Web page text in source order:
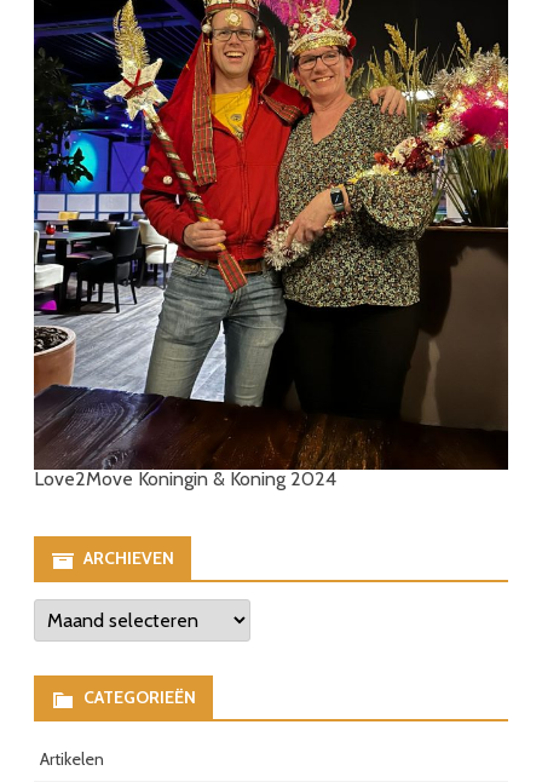
Love2Move Koningin & Koning 2024
ARCHIEVEN
Archieven
CATEGORIEËN
Artikelen